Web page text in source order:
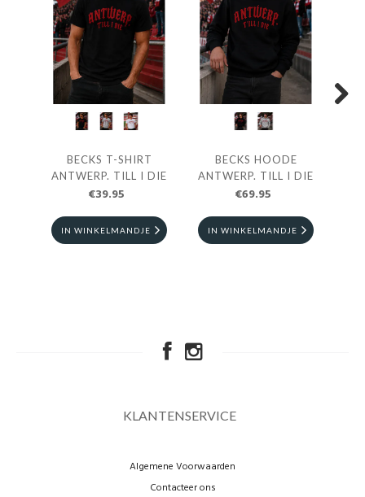
BECKS T-SHIRT
ANTWERP. TILL I DIE
€39.95
IN WINKELMANDJE
BECKS HOODE
ANTWERP. TILL I DIE
€69.95
IN WINKELMANDJE
KLANTENSERVICE
Algemene Voorwaarden
Contacteer ons